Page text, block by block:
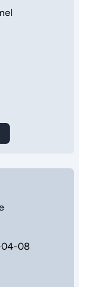
04-08